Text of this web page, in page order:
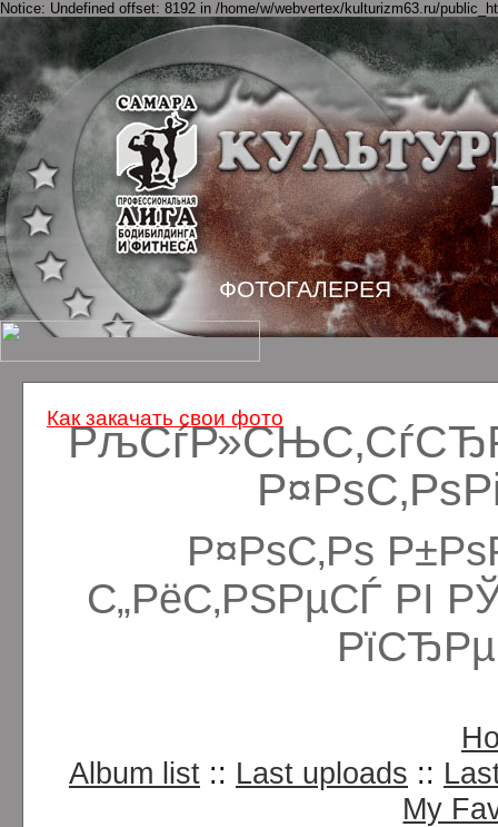
Notice: Undefined offset: 8192 in /home/w/webvertex/kulturizm63.ru/
Р¤РѕС‚Рѕ
С„РёС‚РЅРµСЃ РІ
Album list :: Last uploads ::
My
ФОТОГАЛЕРЕЯ
Как закачать свои фото